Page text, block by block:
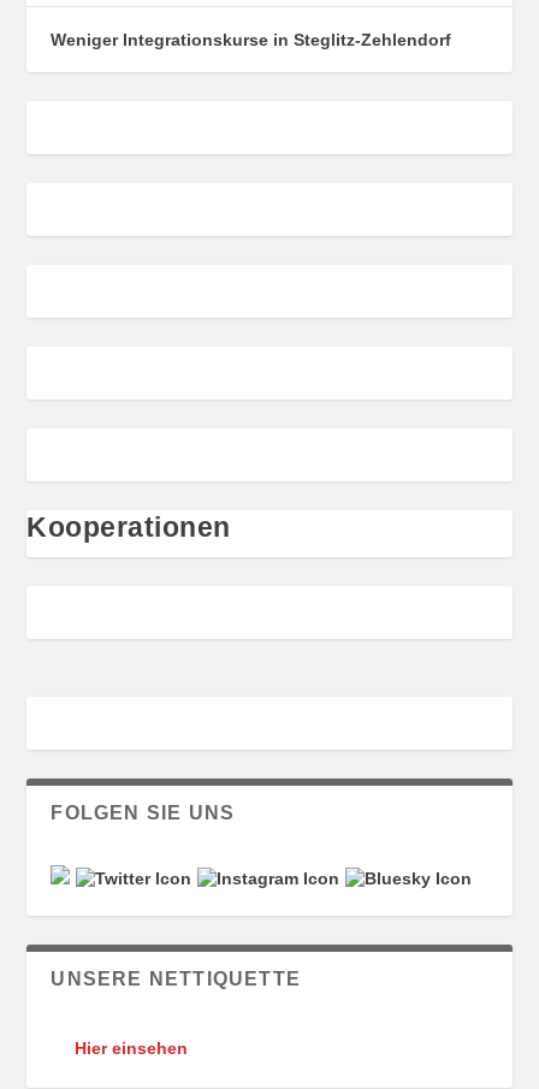
Weniger Integrationskurse in Steglitz-Zehlendorf
Kooperationen
FOLGEN SIE UNS
UNSERE NETTIQUETTE
Hier einsehen